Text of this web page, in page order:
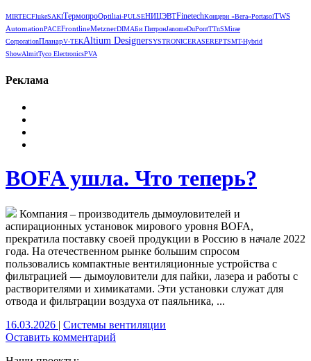
MIRTECFlukeSAKIТермопроOptiliai-PULSEНИЦЭВТFinetechКонцерн «Вега»PortasolTWS
AutomationРАСЕFrontlineMetznerDIMAБи ПитронJanomeDuPontTTnSMirae
CorporationПланарV‑TEKAltium DesignerSYSTRONICERASEREPTSMT-Hybrid
ShowAlmitTyco ElectronicsPVA
Реклама
BOFA ушла. Что теперь?
Компания – производитель дымоуловителей и
аспирационных установок мирового уровня BOFA,
прекратила поставку своей продукции в Россию в начале 2022
года. На отечественном рынке большим спросом
пользовались компактные вентиляционные устройства с
фильтрацией — дымоуловители для пайки, лазера и работы с
растворителями и химикатами. Эти установки служат для
отвода и фильтрации воздуха от паяльника, ...
16.03.2026 | Системы вентиляции
Оставить комментарий